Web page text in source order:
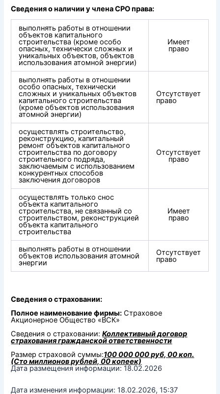
Сведения о наличии у члена СРО права:
выполнять работы в отношении
объектов капитального
строительства (кроме особо
опасных, технически сложных и
уникальных объектов, объектов
использования атомной энергии)
Имеет
право
выполнять работы в отношении
особо опасных, технически
сложных и уникальных объектов
капитального строительства
(кроме объектов использования
атомной энергии)
Отсутствует
право
осуществлять строительство,
реконструкцию, капитальный
ремонт объектов капитального
строительства по договору
строительного подряда,
заключаемым с использованием
конкурентных способов
заключения договоров
Отсутствует
право
осуществлять только снос
объекта капитального
строительства, не связанный со
строительством, реконструкцией
объекта капитального
строительства
Имеет
право
выполнять работы в отношении
объектов использования атомной
энергии
Отсутствует
право
Сведения о страховании:
Полное наименование фирмы: Страховое
Акционерное Общество «ВСК»
Сведения о страховании:Коллективный договор
страхования гражданской ответственности
Размер страховой суммы:100 000 000 руб, 00 коп.
(Сто миллионов рублей, 00 копеек)
Дата размещения информации: 18.02.2026
Дата изменения информации: 18.02.2026, 15:37